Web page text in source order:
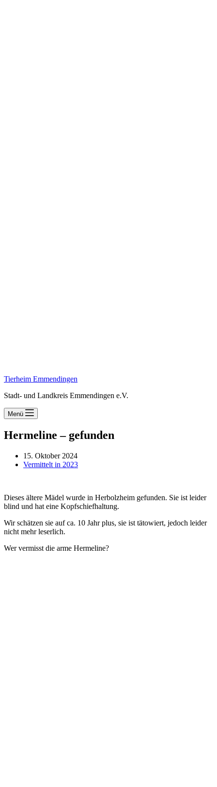
Tierheim Emmendingen
Stadt- und Landkreis Emmendingen e.V.
Menü
Hermeline – gefunden
15. Oktober 2024
Vermittelt in 2023
Dieses ältere Mädel wurde in Herbolzheim gefunden. Sie ist leider
blind und hat eine Kopfschiefhaltung.
Wir schätzen sie auf ca. 10 Jahr plus, sie ist tätowiert, jedoch leider
nicht mehr leserlich.
Wer vermisst die arme Hermeline?